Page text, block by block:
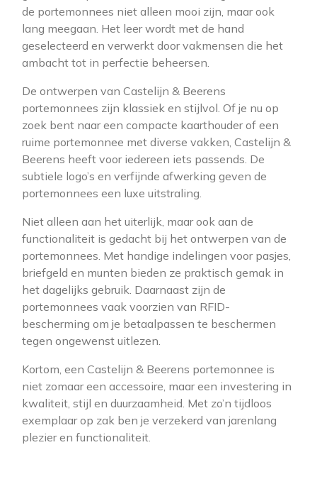
de portemonnees niet alleen mooi zijn, maar ook
lang meegaan. Het leer wordt met de hand
geselecteerd en verwerkt door vakmensen die het
ambacht tot in perfectie beheersen.
De ontwerpen van Castelijn & Beerens
portemonnees zijn klassiek en stijlvol. Of je nu op
zoek bent naar een compacte kaarthouder of een
ruime portemonnee met diverse vakken, Castelijn &
Beerens heeft voor iedereen iets passends. De
subtiele logo’s en verfijnde afwerking geven de
portemonnees een luxe uitstraling.
Niet alleen aan het uiterlijk, maar ook aan de
functionaliteit is gedacht bij het ontwerpen van de
portemonnees. Met handige indelingen voor pasjes,
briefgeld en munten bieden ze praktisch gemak in
het dagelijks gebruik. Daarnaast zijn de
portemonnees vaak voorzien van RFID-
bescherming om je betaalpassen te beschermen
tegen ongewenst uitlezen.
Kortom, een Castelijn & Beerens portemonnee is
niet zomaar een accessoire, maar een investering in
kwaliteit, stijl en duurzaamheid. Met zo’n tijdloos
exemplaar op zak ben je verzekerd van jarenlang
plezier en functionaliteit.